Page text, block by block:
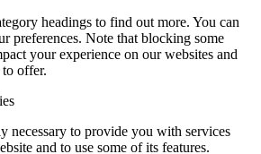
headings to find out more. You can
preferences. Note that blocking some
your experience on our websites and
to offer.
necessary to provide you with services
and to use some of its features.